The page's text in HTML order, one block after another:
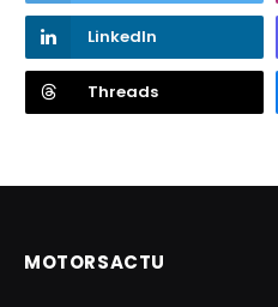
LinkedIn
Threads
MOTORSACTU